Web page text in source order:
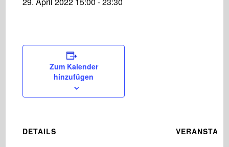
Zum Kalender
hinzufügen
DETAILS